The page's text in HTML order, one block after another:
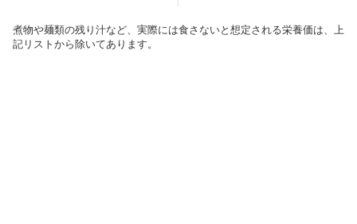
煮物や麺類の残り汁など、実際には食さないと想定される栄養価は、上
記リストから除いてあります。